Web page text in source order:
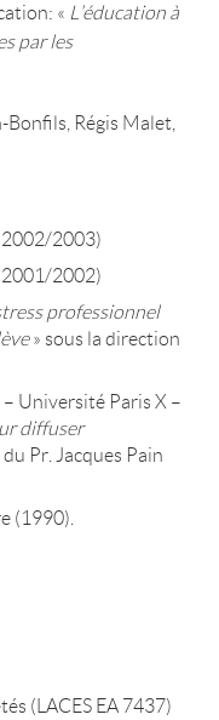
« L’éducation à
par les
Régis Malet,
2003)
2002)
professionnel
» sous la direction
Université Paris X –
diffuser
Pr. Jacques Pain
(1990).
(LACES EA 7437)